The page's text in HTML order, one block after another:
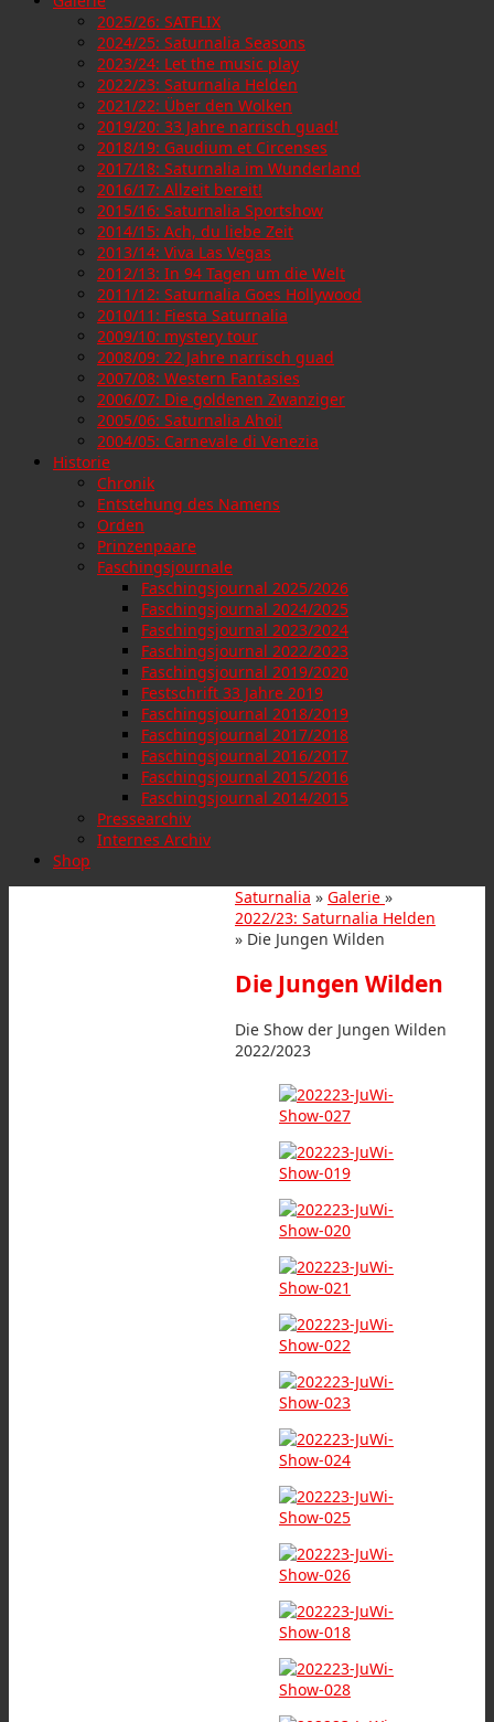
2025/26: SATFLIX
2024/25: Saturnalia Seasons
2023/24: Let the music play
2022/23: Saturnalia Helden
2021/22: Über den Wolken
2019/20: 33 Jahre narrisch guad!
2018/19: Gaudium et Circenses
2017/18: Saturnalia im Wunderland
2016/17: Allzeit bereit!
2015/16: Saturnalia Sportshow
2014/15: Ach, du liebe Zeit
2013/14: Viva Las Vegas
2012/13: In 94 Tagen um die Welt
2011/12: Saturnalia Goes Hollywood
2010/11: Fiesta Saturnalia
2009/10: mystery tour
2008/09: 22 Jahre narrisch guad
2007/08: Western Fantasies
2006/07: Die goldenen Zwanziger
2005/06: Saturnalia Ahoi!
2004/05: Carnevale di Venezia
Historie
Chronik
Entstehung des Namens
Orden
Prinzenpaare
Faschingsjournale
Faschingsjournal 2025/2026
Faschingsjournal 2024/2025
Faschingsjournal 2023/2024
Faschingsjournal 2022/2023
Faschingsjournal 2019/2020
Festschrift 33 Jahre 2019
Faschingsjournal 2018/2019
Faschingsjournal 2017/2018
Faschingsjournal 2016/2017
Faschingsjournal 2015/2016
Faschingsjournal 2014/2015
Pressearchiv
Internes Archiv
Shop
Saturnalia » Galerie »
2022/23: Saturnalia Helden
» Die Jungen Wilden
Die Jungen Wilden
Die Show der Jungen Wilden
2022/2023